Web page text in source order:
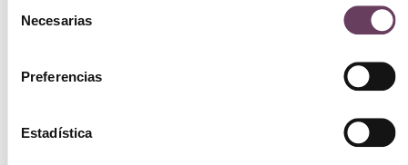
Necesarias
Preferencias
Estadística
Alyssa Ashley Essence de Patchouli 100ml